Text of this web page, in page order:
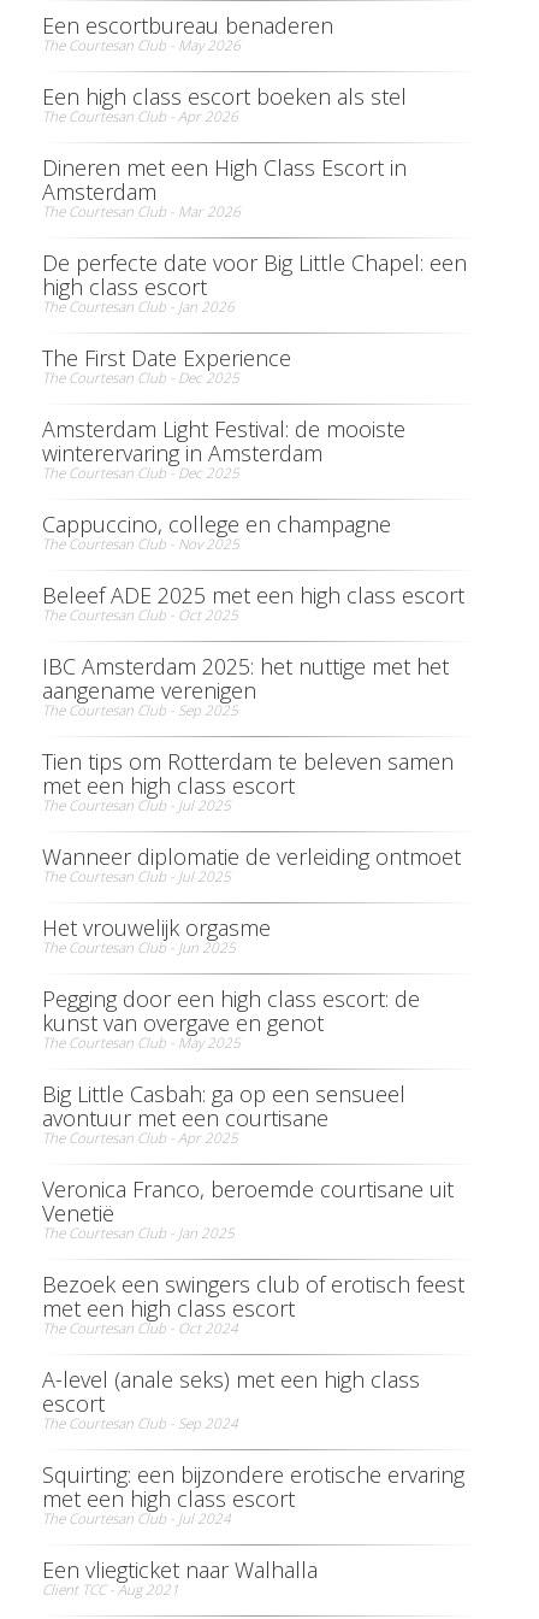
Een escortbureau benaderen
The Courtesan Club - May 2026
Een high class escort boeken als stel
The Courtesan Club - Apr 2026
Dineren met een High Class Escort in
Amsterdam
The Courtesan Club - Mar 2026
De perfecte date voor Big Little Chapel: een
high class escort
The Courtesan Club - Jan 2026
The First Date Experience
The Courtesan Club - Dec 2025
Amsterdam Light Festival: de mooiste
winterervaring in Amsterdam
The Courtesan Club - Dec 2025
Cappuccino, college en champagne
The Courtesan Club - Nov 2025
Beleef ADE 2025 met een high class escort
The Courtesan Club - Oct 2025
IBC Amsterdam 2025: het nuttige met het
aangename verenigen
The Courtesan Club - Sep 2025
Tien tips om Rotterdam te beleven samen
met een high class escort
The Courtesan Club - Jul 2025
Wanneer diplomatie de verleiding ontmoet
The Courtesan Club - Jul 2025
Het vrouwelijk orgasme
The Courtesan Club - Jun 2025
Pegging door een high class escort: de
kunst van overgave en genot
The Courtesan Club - May 2025
Big Little Casbah: ga op een sensueel
avontuur met een courtisane
The Courtesan Club - Apr 2025
Veronica Franco, beroemde courtisane uit
Venetië
The Courtesan Club - Jan 2025
Bezoek een swingers club of erotisch feest
met een high class escort
The Courtesan Club - Oct 2024
A-level (anale seks) met een high class
escort
The Courtesan Club - Sep 2024
Squirting: een bijzondere erotische ervaring
met een high class escort
The Courtesan Club - Jul 2024
Een vliegticket naar Walhalla
Client TCC - Aug 2021